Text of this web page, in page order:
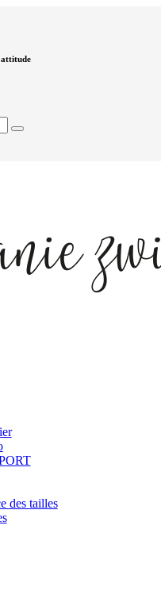
attitude
des tailles